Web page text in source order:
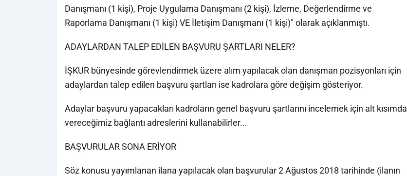
Danışmanı (1 kişi), Proje Uygulama Danışmanı (2 kişi), İzleme, Değerlendirme ve
Raporlama Danışmanı (1 kişi) VE İletişim Danışmanı (1 kişi)" olarak açıklanmıştı.
ADAYLARDAN TALEP EDİLEN BAŞVURU ŞARTLARI NELER?
İŞKUR bünyesinde görevlendirmek üzere alım yapılacak olan danışman pozisyonları için
adaylardan talep edilen başvuru şartları ise kadrolara göre değişim gösteriyor.
Adaylar başvuru yapacakları kadroların genel başvuru şartlarını incelemek için alt kısımda
vereceğimiz bağlantı adreslerini kullanabilirler...
BAŞVURULAR SONA ERİYOR
Söz konusu yayımlanan ilana yapılacak olan başvurular 2 Ağustos 2018 tarihinde (ilanın